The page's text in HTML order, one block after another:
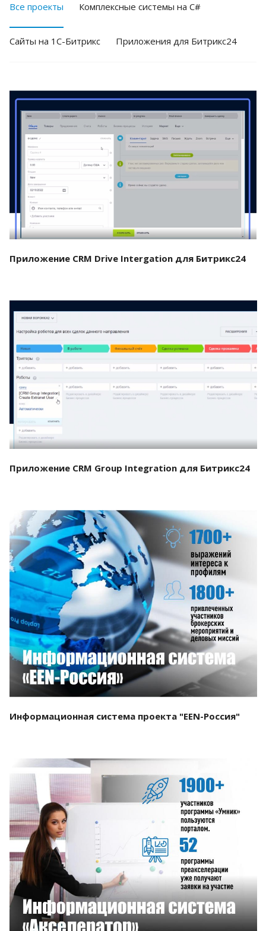
Все проекты Комплексные системы на C#
Cайты на 1С-Битрикс Приложения для Битрикс24
Смотреть проект
Приложение CRM Drive Intergation для Битрикс24
Смотреть проект
Приложение CRM Group Integration для Битрикс24
Смотреть проект
Информационная система проекта "EEN-Россия"
Смотреть проект